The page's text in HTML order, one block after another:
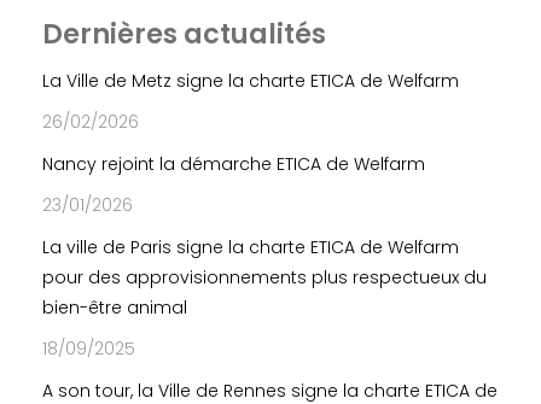
Dernières actualités
La Ville de Metz signe la charte ETICA de Welfarm
26/02/2026
Nancy rejoint la démarche ETICA de Welfarm
23/01/2026
La ville de Paris signe la charte ETICA de Welfarm
pour des approvisionnements plus respectueux du
bien-être animal
18/09/2025
A son tour, la Ville de Rennes signe la charte ETICA de